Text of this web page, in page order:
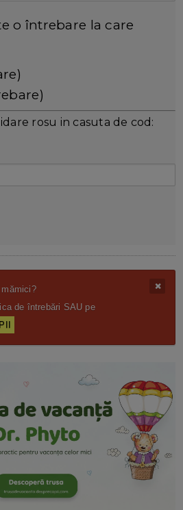
o întrebare la care
rosu in casuta de cod:
de întrebări SAU pe